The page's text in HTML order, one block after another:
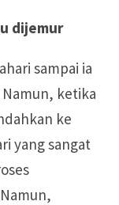
dijemur
sampai ia
ketika
ke
yang sangat